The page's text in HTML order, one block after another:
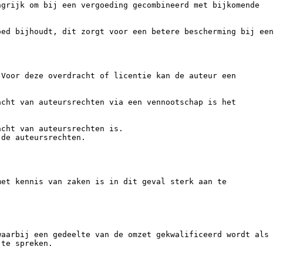
om bij een vergoeding gecombineerd met bijkomende
bijhoudt, dit zorgt voor een betere bescherming bij een
Voor deze overdracht of licentie kan de auteur een
van auteursrechten via een vennootschap is het
van auteursrechten is.
auteursrechten.
kennis van zaken is in dit geval sterk aan te
een gedeelte van de omzet gekwalificeerd wordt als
spreken.